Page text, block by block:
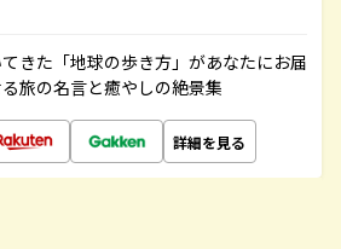
きた「地球の歩き方」があなたにお届
旅の名言と癒やしの絶景集
詳細を見る